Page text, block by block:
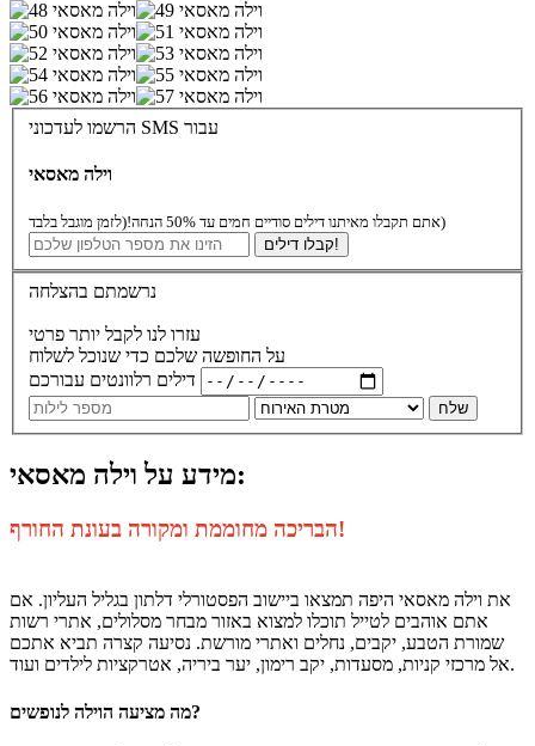
הרשמו לעדכוני SMS עבור
וילה מאסאי
אתם תקבלו מאיתנו דילים סודיים חמים עד 50% הנחה!(לזמן מוגבל בלבד)
קבלו דילים!
נרשמתם בהצלחה
עזרו לנו לקבל יותר פרטי
על החופשה שלכם כדי שנוכל לשלוח
שלח
מידע על וילה מאסאי:
הבריכה מחוממת ומקורה בעונת החורף!
את וילה מאסאי היפה תמצאו ביישוב הפסטורלי דלתון בגליל העליון. אם
אתם אוהבים לטייל תוכלו למצוא באזור מבחר מסלולים, אתרי רשות
שמורת הטבע, יקבים, נחלים ואתרי מורשת. נסיעה קצרה תביא אתכם
אל מרכזי קניות, מסעדות, יקב רימון, יער ביריה, אטרקציות לילדים ועוד.
מה מציעה הוילה לנופשים?